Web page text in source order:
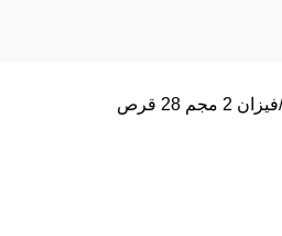
فيزان 2 مجم 28 قرص